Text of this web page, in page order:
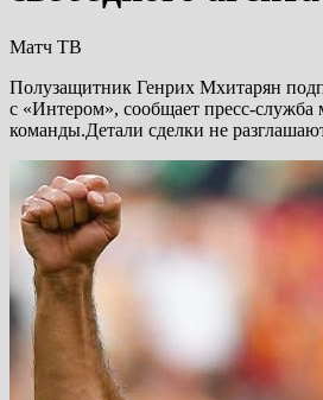
Матч ТВ
Полузащитник Генрих Мхитарян
с «Интером», сообщает пресс-служба
команды.Детали сделки не